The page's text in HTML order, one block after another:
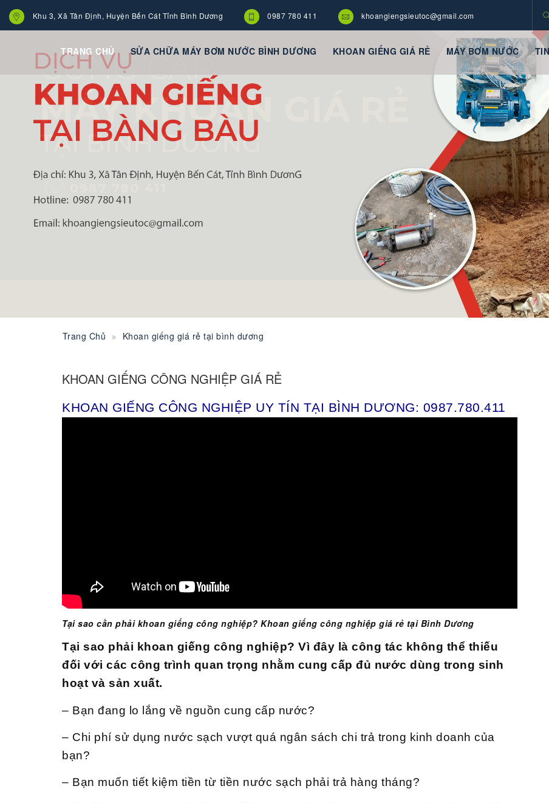
Khu 3, Xã Tân Định, Huyện Bến Cát Tỉnh Bình Dương 0987 780 411 khoangiengsieutoc@gmail.com
TRANG CHỦ SỬA CHỮA MÁY BƠM NƯỚC BÌNH DƯƠNG KHOAN GIẾNG GIÁ RẺ MÁY BƠM NƯỚC
Trang Chủ Khoan giếng giá rẻ tại bình dương
KHOAN GIẾNG CÔNG NGHIỆP GIÁ RẺ
KHOAN GIẾNG CÔNG NGHIỆP UY TÍN TẠI BÌNH DƯƠNG: 0987.780.411
Tại sao cần phải khoan giếng công nghiệp? Khoan giếng công nghiệp giá rẻ tại Bình Dương
Tại sao phải khoan giếng công nghiệp? Vì đây là công tác không thể thiếu
đối với các công trình quan trọng nhằm cung cấp đủ nước dùng trong sinh
hoạt và sản xuất.
– Bạn đang lo lắng về nguồn cung cấp nước?
– Chi phí sử dụng nước sạch vượt quá ngân sách chi trả trong kinh doanh của
bạn?
– Bạn muốn tiết kiệm tiền từ tiền nước sạch phải trả hàng tháng?